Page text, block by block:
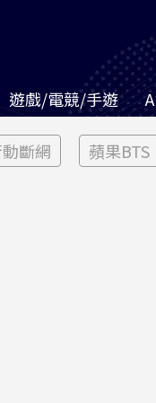
遊戲/電競/手遊
斷網 蘋果BTS